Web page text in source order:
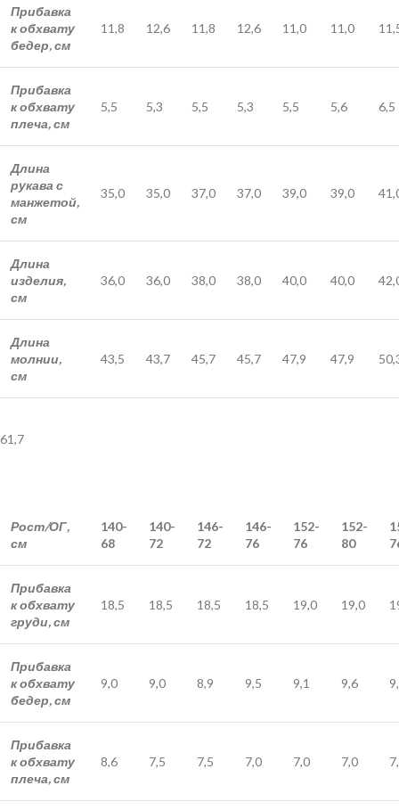
Прибавка
к обхвату
бедер, см
11,8 12,6 11,8 12,6 11,0 11,0
Прибавка
к обхвату
плеча, см
5,5 5,3 5,5 5,3 5,5 5,6 6,5
Длина
рукава с
манжетой,
см
35,0 35,0 37,0 37,0 39,0 39,0
Длина
изделия,
см
36,0 36,0 38,0 38,0 40,0 40,0
Длина
молнии,
см
43,5 43,7 45,7 45,7 47,9 47,9
61,7
Рост/ОГ,
см
140-
68
140-
72
146-
72
146-
76
152-
76
152-
80
Прибавка
к обхвату
груди, см
18,5 18,5 18,5 18,5 19,0 19,0
Прибавка
к обхвату
бедер, см
9,0 9,0 8,9 9,5 9,1 9,6
Прибавка
к обхвату
плеча, см
8,6 7,5 7,5 7,0 7,0 7,0